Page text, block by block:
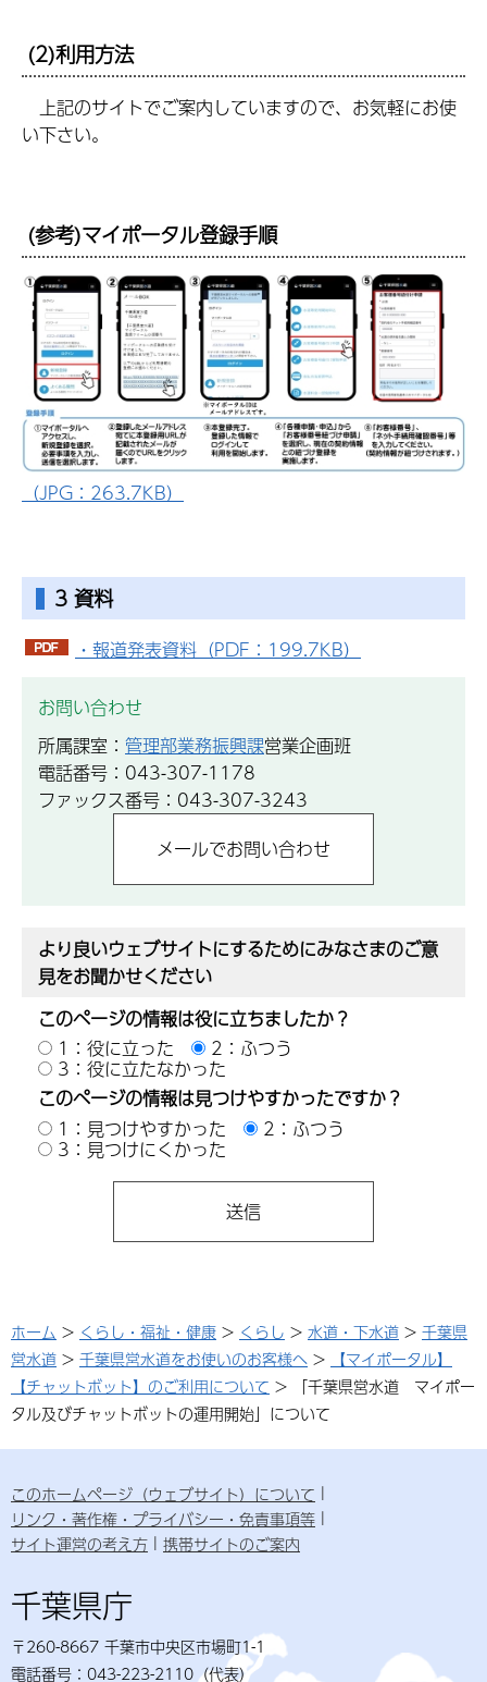
(2)利用方法
上記のサイトでご案内していますので、お気軽にお使
い下さい。
(参考)マイポータル登録手順
（JPG：263.7KB）
3 資料
・報道発表資料（PDF：199.7KB）
お問い合わせ
所属課室： 管理部業務振興課営業企画班
電話番号：043-307-1178
ファックス番号：043-307-3243
より良いウェブサイトにするためにみなさまのご意
見をお聞かせください
このページの情報は役に立ちましたか？
1：役に立った
2：ふつう
3：役に立たなかった
このページの情報は見つけやすかったですか？
1：見つけやすかった
2：ふつう
3：見つけにくかった
ホーム > くらし・福祉・健康 > くらし > 水道・下水道 > 千葉県
営水道 > 千葉県営水道をお使いのお客様へ >
【マイポータル】
【チャットボット】のご利用について > 「千葉県営水道 マイポー
タル及びチャットボットの運用開始」について
このホームページ（ウェブサイト）について
リンク・著作権・プライバシー・免責事項等
サイト運営の考え方
携帯サイトのご案内
千葉県庁
〒260-8667 千葉市中央区市場町1-1
電話番号：043-223-2110（代表）